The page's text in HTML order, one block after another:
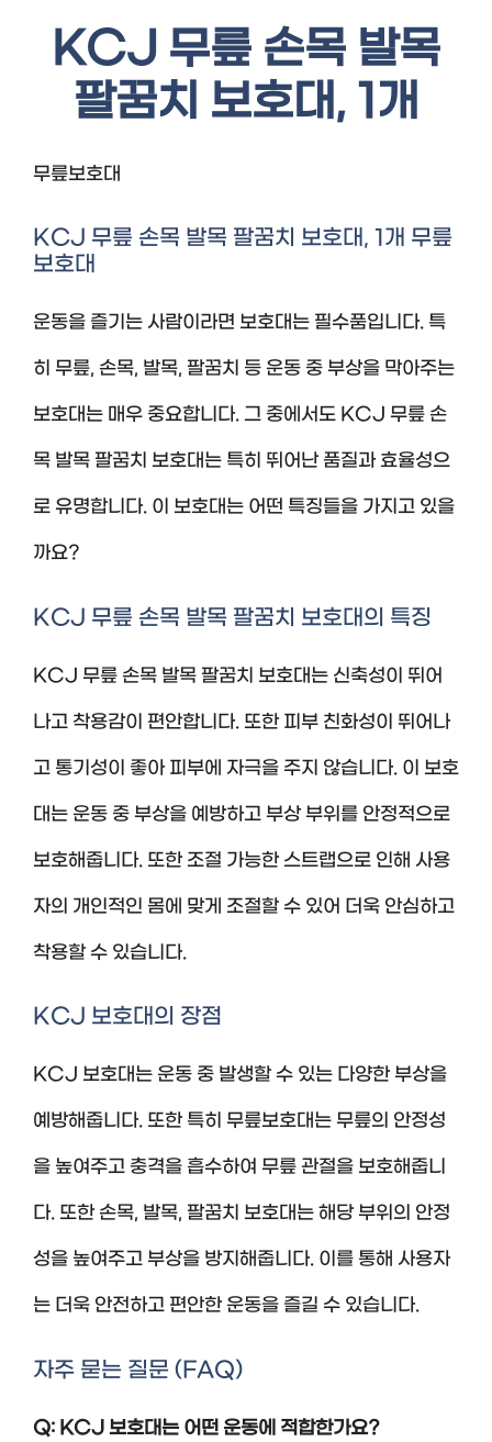
KCJ 무릎 손목 발목
팔꿈치 보호대, 1개
무릎보호대
KCJ 무릎 손목 발목 팔꿈치 보호대, 1개 무릎
보호대
운동을 즐기는 사람이라면 보호대는 필수품입니다. 특
히 무릎, 손목, 발목, 팔꿈치 등 운동 중 부상을 막아주는
보호대는 매우 중요합니다. 그 중에서도 KCJ 무릎 손
목 발목 팔꿈치 보호대는 특히 뛰어난 품질과 효율성으
로 유명합니다. 이 보호대는 어떤 특징들을 가지고 있을
까요?
KCJ 무릎 손목 발목 팔꿈치 보호대의 특징
KCJ 무릎 손목 발목 팔꿈치 보호대는 신축성이 뛰어
나고 착용감이 편안합니다. 또한 피부 친화성이 뛰어나
고 통기성이 좋아 피부에 자극을 주지 않습니다. 이 보호
대는 운동 중 부상을 예방하고 부상 부위를 안정적으로
보호해줍니다. 또한 조절 가능한 스트랩으로 인해 사용
자의 개인적인 몸에 맞게 조절할 수 있어 더욱 안심하고
착용할 수 있습니다.
KCJ 보호대의 장점
KCJ 보호대는 운동 중 발생할 수 있는 다양한 부상을
예방해줍니다. 또한 특히 무릎보호대는 무릎의 안정성
을 높여주고 충격을 흡수하여 무릎 관절을 보호해줍니
다. 또한 손목, 발목, 팔꿈치 보호대는 해당 부위의 안정
성을 높여주고 부상을 방지해줍니다. 이를 통해 사용자
는 더욱 안전하고 편안한 운동을 즐길 수 있습니다.
자주 묻는 질문 (FAQ)
Q: KCJ 보호대는 어떤 운동에 적합한가요?